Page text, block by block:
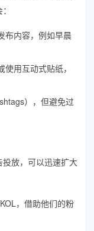
布内容，例如早晨
用互动式贴纸，
），但避免过
放，可以迅速扩大
，借助他们的粉